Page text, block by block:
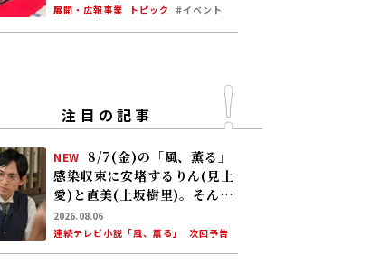
展開・広報事業
トピック #イベント
注目の記事
NEW
8/7(金)の「風、薫る」
感染収束に安堵するりん(見上
愛)と直美(上坂樹里)。そんな
中、黒川(平埜生成)がりんに
ある提案をする
2026.08.06
連続テレビ小説「風、薫る」
次回予告